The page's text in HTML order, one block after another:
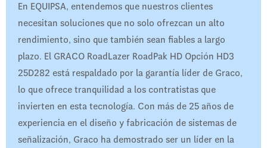
En EQUIPSA, entendemos que nuestros clientes
necesitan soluciones que no solo ofrezcan un alto
rendimiento, sino que también sean fiables a largo
plazo. El GRACO RoadLazer RoadPak HD Opción HD3
25D282 está respaldado por la garantía líder de Graco,
lo que ofrece tranquilidad a los contratistas que
invierten en esta tecnología. Con más de 25 años de
experiencia en el diseño y fabricación de sistemas de
señalización, Graco ha demostrado ser un líder en la